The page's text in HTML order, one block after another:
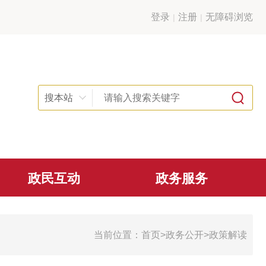
登录 注册 无障碍浏览
搜本站
政民互动 政务服务
当前位置： 首页>政务公开>政策解读